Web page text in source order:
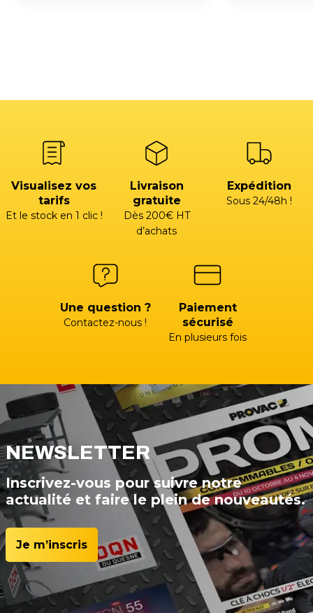
Visualisez vos
tarifs
Et le stock en 1 clic !
Livraison
gratuite
Dès 200€ HT
d’achats
Expédition
Sous 24/48h !
Une question ?
Contactez-nous !
Paiement
sécurisé
En plusieurs fois
NEWSLETTER
Inscrivez-vous pour suivre notre
actualité et faire le plein de nouveautés.
Je m’inscris